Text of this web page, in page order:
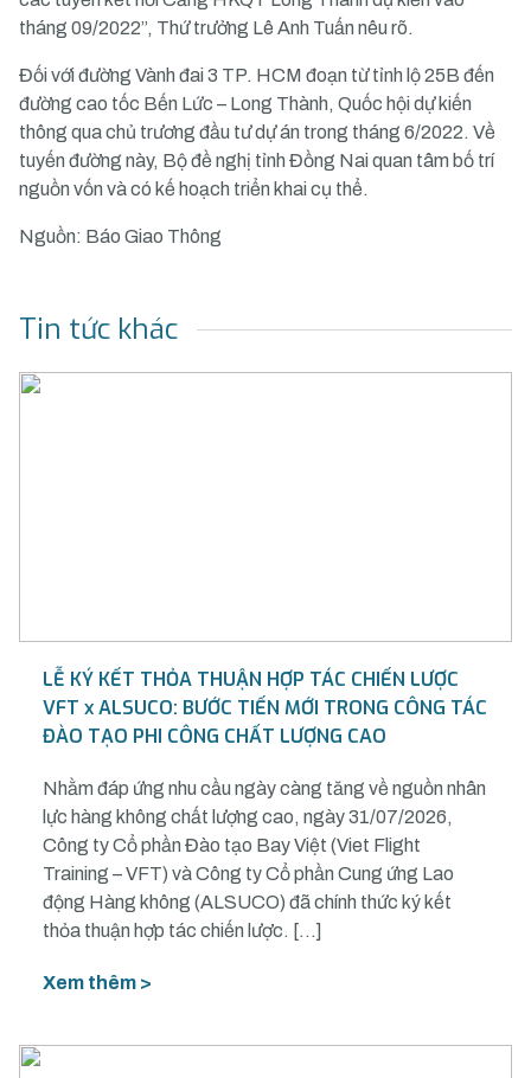
tháng 09/2022”, Thứ trưởng Lê Anh Tuấn nêu rõ.
Đối với đường Vành đai 3 TP. HCM đoạn từ tỉnh lộ 25B đến
đường cao tốc Bến Lức – Long Thành, Quốc hội dự kiến
thông qua chủ trương đầu tư dự án trong tháng 6/2022. Về
tuyến đường này, Bộ đề nghị tỉnh Đồng Nai quan tâm bố trí
nguồn vốn và có kế hoạch triển khai cụ thể.
Nguồn: Báo Giao Thông
Tin tức khác
LỄ KÝ KẾT THỎA THUẬN HỢP TÁC CHIẾN LƯỢC
VFT x ALSUCO: BƯỚC TIẾN MỚI TRONG CÔNG TÁC
ĐÀO TẠO PHI CÔNG CHẤT LƯỢNG CAO
Nhằm đáp ứng nhu cầu ngày càng tăng về nguồn nhân
lực hàng không chất lượng cao, ngày 31/07/2026,
Công ty Cổ phần Đào tạo Bay Việt (Viet Flight
Training – VFT) và Công ty Cổ phần Cung ứng Lao
động Hàng không (ALSUCO) đã chính thức ký kết
thỏa thuận hợp tác chiến lược. […]
Xem thêm >